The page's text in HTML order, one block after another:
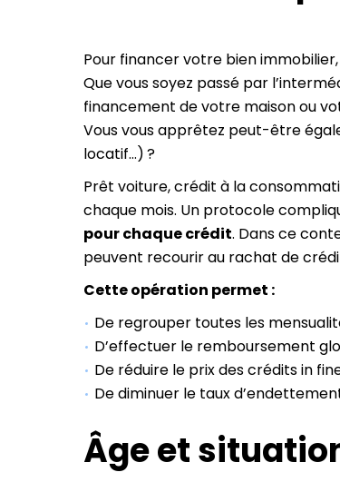
Pour financer votre bien
Que vous soyez passé par
financement de votre maison ou
Vous vous apprêtez peut-être
locatif…) ?
Prêt voiture, crédit à la
chaque mois. Un protocole
pour chaque crédit. Dans ce
peuvent recourir au rachat de
Cette opération permet :
De regrouper toutes les
D’effectuer le remboursement
De réduire le prix des crédits in
De diminuer le taux
Âge et